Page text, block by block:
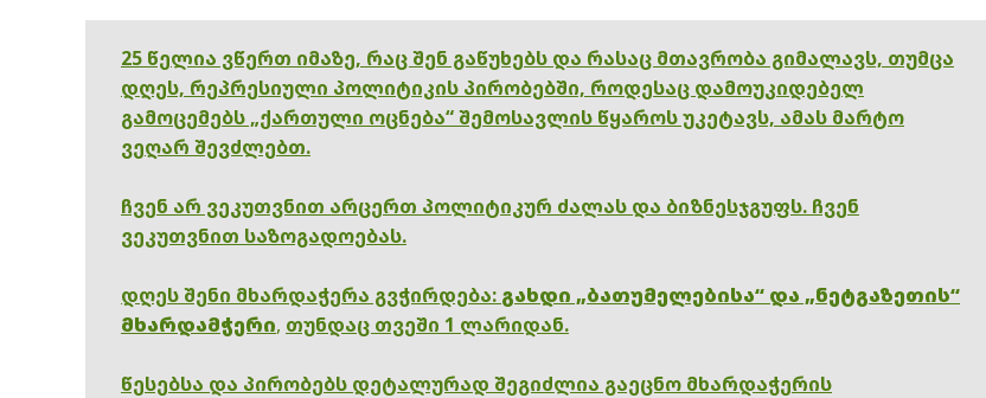
25 წელია ვწერთ იმაზე, რაც შენ გაწუხებს და რასაც მთავრობა გიმალავს, თუმცა
დღეს, რეპრესიული პოლიტიკის პირობებში, როდესაც დამოუკიდებელ
გამოცემებს „ქართული ოცნება“ შემოსავლის წყაროს უკეტავს, ამას მარტო
ვეღარ შევძლებთ.
ჩვენ არ ვეკუთვნით არცერთ პოლიტიკურ ძალას და ბიზნესჯგუფს. ჩვენ
ვეკუთვნით საზოგადოებას.
დღეს შენი მხარდაჭერა გვჭირდება: გახდი „ბათუმელებისა“ და „ნეტგაზეთის“
მხარდამჭერი, თუნდაც თვეში 1 ლარიდან.
წესებსა და პირობებს დეტალურად შეგიძლია გაეცნო მხარდაჭერის